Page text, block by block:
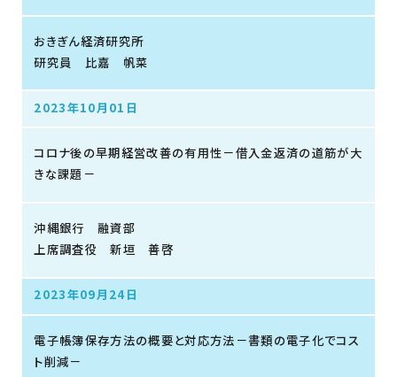
おきぎん経済研究所
研究員 比嘉 帆菜
2023年10月01日
コロナ後の早期経営改善の有用性－借入金返済の道筋が大
きな課題－
沖縄銀行 融資部
上席調査役 新垣 善啓
2023年09月24日
電子帳簿保存方法の概要と対応方法－書類の電子化でコス
ト削減－